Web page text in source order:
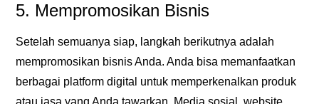
5. Mempromosikan Bisnis
Setelah semuanya siap, langkah berikutnya adalah
mempromosikan bisnis Anda. Anda bisa memanfaatkan
berbagai platform digital untuk memperkenalkan produk